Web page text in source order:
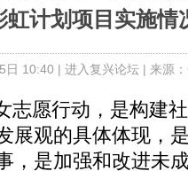
虹计划项目实施情
日 10:40 | 进入复兴论坛| 来源
愿行动，是构建社
展观的具体体现，
，是加强和改进未